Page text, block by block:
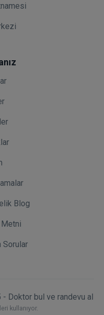
Blog
Metni
Sorular
Doktor bul ve randevu al
kullanıyor.